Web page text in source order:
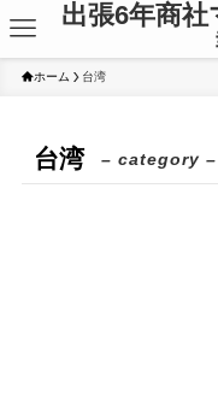
出張6年商
ホーム 台湾
台湾 – category –